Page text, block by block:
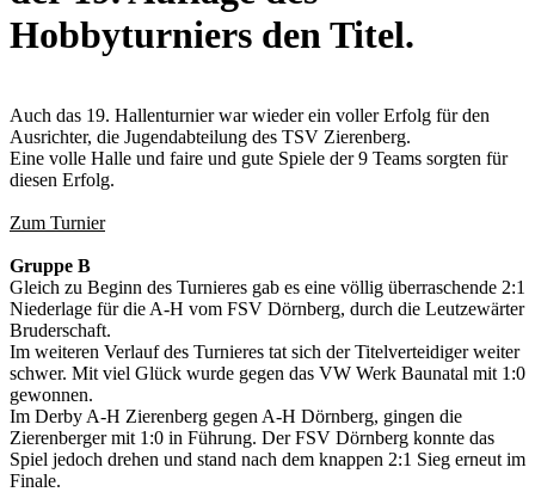
Hobbyturniers den Titel.
Auch das 19. Hallenturnier war wieder ein voller Erfolg für den
Ausrichter, die Jugendabteilung des TSV Zierenberg.
Eine volle Halle und faire und gute Spiele der 9 Teams sorgten für
diesen Erfolg.
Zum Turnier
Gruppe B
Gleich zu Beginn des Turnieres gab es eine völlig überraschende 2:1
Niederlage für die A-H vom FSV Dörnberg, durch die Leutzewärter
Bruderschaft.
Im weiteren Verlauf des Turnieres tat sich der Titelverteidiger weiter
schwer. Mit viel Glück wurde gegen das VW Werk Baunatal mit 1:0
gewonnen.
Im Derby A-H Zierenberg gegen A-H Dörnberg, gingen die
Zierenberger mit 1:0 in Führung. Der FSV Dörnberg konnte das
Spiel jedoch drehen und stand nach dem knappen 2:1 Sieg erneut im
Finale.